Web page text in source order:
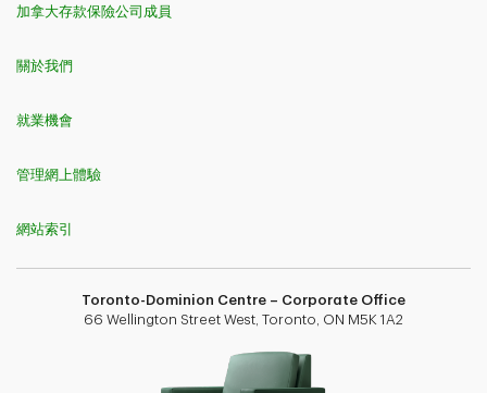
加拿大存款保險公司成員
關於我們
就業機會
管理網上體驗
網站索引
Toronto-Dominion Centre – Corporate Office
66 Wellington Street West, Toronto, ON M5K 1A2